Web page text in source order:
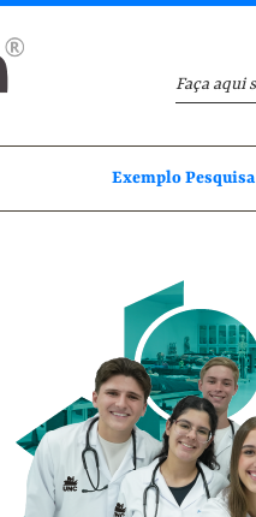
Exemplo Pesquisa